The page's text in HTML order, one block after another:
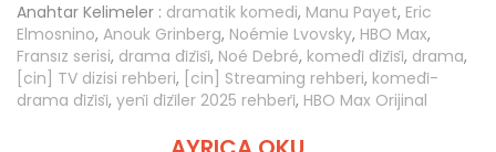
Anahtar Kelimeler : dramatik komedi, Manu Payet, Eric
Elmosnino, Anouk Grinberg, Noémie Lvovsky, HBO Max,
Fransız serisi, drama di̇zi̇si̇, Noé Debré, komedi̇ di̇zi̇si̇, drama,
[cin] TV dizisi rehberi, [cin] Streaming rehberi, komedi̇-
drama di̇zi̇si̇, yeni̇ di̇zi̇ler 2025 rehberi̇, HBO Max Orijinal